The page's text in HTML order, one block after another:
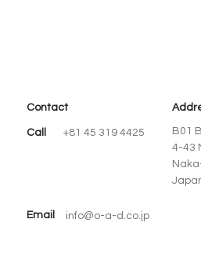
Contact
Call +81 45 319 4425
B01
4-43
Email
info@o-a-d.co.jp